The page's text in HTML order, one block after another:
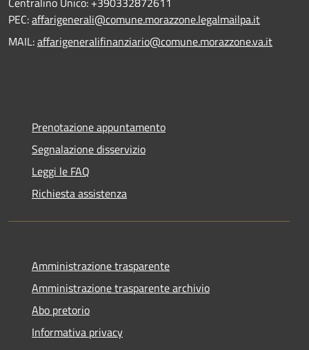
PEC:affarigenerali@comune.morazzone.legalmailpa.it
MAIL:affarigeneralifinanziario@comune.morazzone.va.it
Prenotazione appuntamento
Segnalazione disservizio
Leggi le FAQ
Richiesta assistenza
Amministrazione trasparente
Amministrazione trasparente archivio
Abo pretorio
Informativa privacy